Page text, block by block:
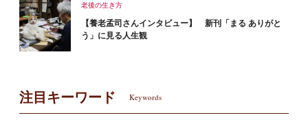
老後の生き方
【養老孟司さんインタビュー】 新刊「まる ありがと
う」に見る人生観
注目キーワード Keywords